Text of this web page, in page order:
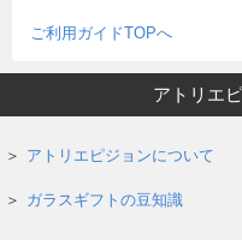
ご利用ガイドTOPへ
アトリエ
アトリエピジョンについて
ガラスギフトの豆知識